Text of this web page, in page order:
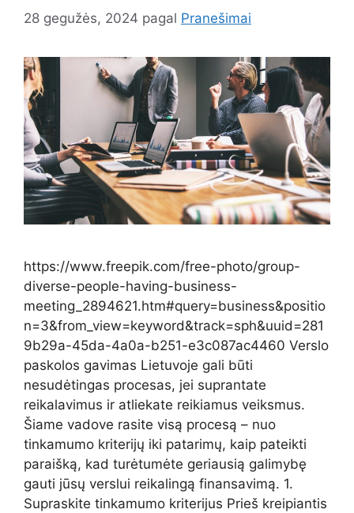
28 gegužės, 2024 pagal Pranešimai
https://www.freepik.com/free-photo/group-
diverse-people-having-business-
meeting_2894621.htm#query=business&positio
n=3&from_view=keyword&track=sph&uuid=281
9b29a-45da-4a0a-b251-e3c087ac4460 Verslo
paskolos gavimas Lietuvoje gali būti
nesudėtingas procesas, jei suprantate
reikalavimus ir atliekate reikiamus veiksmus.
Šiame vadove rasite visą procesą – nuo
tinkamumo kriterijų iki patarimų, kaip pateikti
paraišką, kad turėtumėte geriausią galimybę
gauti jūsų verslui reikalingą finansavimą. 1.
Supraskite tinkamumo kriterijus Prieš kreipiantis